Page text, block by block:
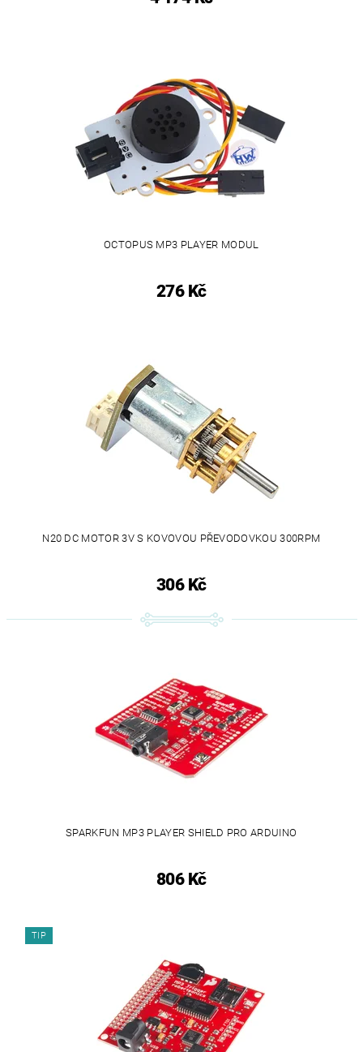
OCTOPUS MP3 PLAYER MODUL
276 Kč
N20 DC MOTOR 3V S KOVOVOU PŘEVODOVKOU 300RPM
306 Kč
SPARKFUN MP3 PLAYER SHIELD PRO ARDUINO
806 Kč
TIP